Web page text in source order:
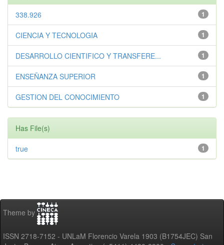
1
338.926
1
CIENCIA Y TECNOLOGIA
1
DESARROLLO CIENTIFICO Y TRANSFERE...
1
ENSEÑANZA SUPERIOR
1
GESTION DEL CONOCIMIENTO
Has File(s)
1
true
Theme by
ISSN 2718-7152 - UNLaM Florencio Varela 1903 (B1754JEC) San